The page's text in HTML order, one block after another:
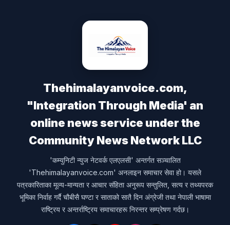
Thehimalayanvoice.com,
"Integration Through Media' an
online news service under the
Community News Network LLC
'कम्युनिटी न्युज नेटवर्क एलएलसी' अन्तर्गत सञ्चालित
'Thehimalayanvoice.com' अनलाइन समाचार सेवा हो। यसले
पत्रकारिताका मूल्य-मान्यता र आचार संहिता अनुरूप सन्तुलित, सत्य र तथ्यपरक
भूमिका निर्वाह गर्दै चौबीसै घण्टा र साताको सातै दिन अंग्रेजी तथा नेपाली भाषामा
राष्ट्रिय र अन्तर्राष्ट्रिय समाचारहरू निरन्तर सम्प्रेषण गर्दछ।